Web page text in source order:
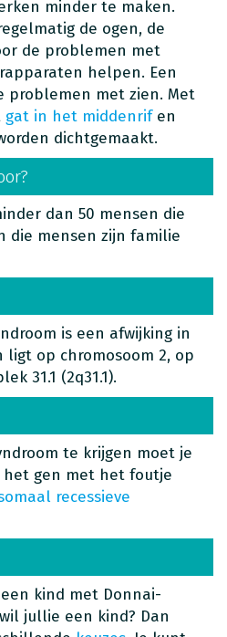
minder te maken.
de ogen, de
de problemen met
helpen. Een
problemen met zien. Met
gat in het middenrifen
dichtgemaakt.
dan 50 mensen die
die mensen zijn familie
is een afwijking in
ligt op chromosoom 2, op
31.1 (2q31.1).
te krijgen moet je
gen met het foutje
recessieve
kind met Donnai-
jullie een kind? Dan